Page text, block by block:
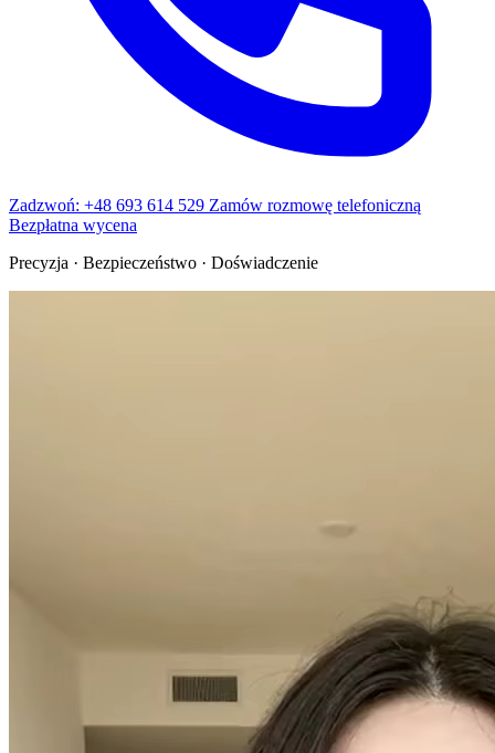
Zadzwoń: +48 693 614 529 Zamów rozmowę telefoniczną
Bezpłatna wycena
Precyzja · Bezpieczeństwo · Doświadczenie